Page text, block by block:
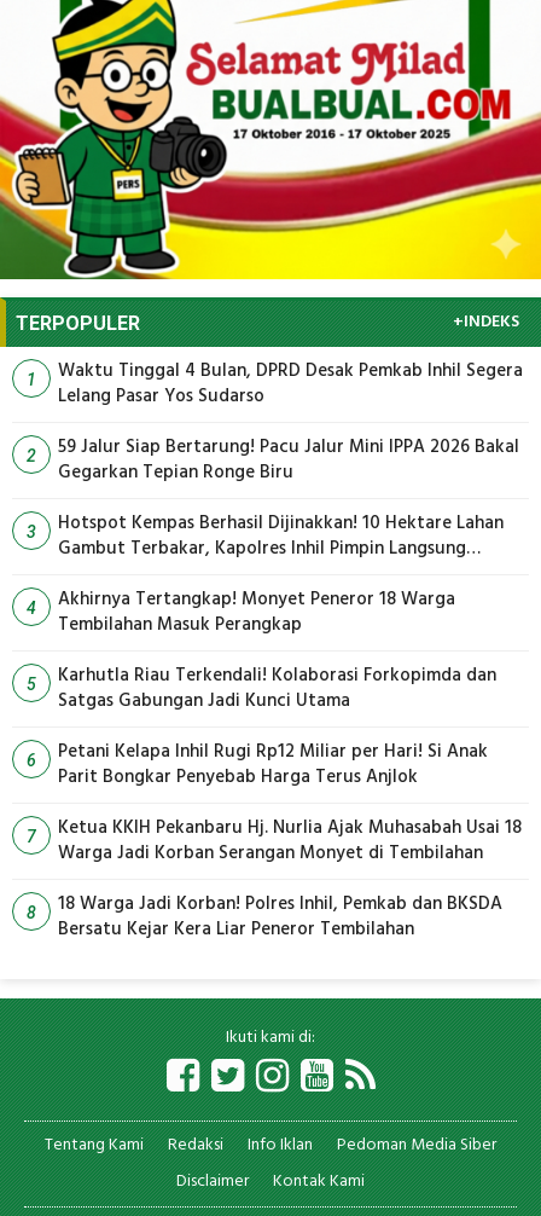
TERPOPULER +INDEKS
1
Waktu Tinggal 4 Bulan, DPRD Desak Pemkab Inhil Segera
Lelang Pasar Yos Sudarso
2
59 Jalur Siap Bertarung! Pacu Jalur Mini IPPA 2026 Bakal
Gegarkan Tepian Ronge Biru
3
Hotspot Kempas Berhasil Dijinakkan! 10 Hektare Lahan
Gambut Terbakar, Kapolres Inhil Pimpin Langsung
4
Akhirnya Tertangkap! Monyet Peneror 18 Warga
Tembilahan Masuk Perangkap
5
Karhutla Riau Terkendali! Kolaborasi Forkopimda dan
Satgas Gabungan Jadi Kunci Utama
6
Petani Kelapa Inhil Rugi Rp12 Miliar per Hari! Si Anak
Parit Bongkar Penyebab Harga Terus Anjlok
7
Ketua KKIH Pekanbaru Hj. Nurlia Ajak Muhasabah Usai 18
Warga Jadi Korban Serangan Monyet di Tembilahan
8
18 Warga Jadi Korban! Polres Inhil, Pemkab dan BKSDA
Bersatu Kejar Kera Liar Peneror Tembilahan
Ikuti kami di:
Tentang Kami Redaksi Info Iklan
Pedoman Media Siber
Disclaimer
Kontak Kami